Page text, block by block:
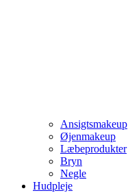
Ansigtsmakeup
Øjenmakeup
Læbeprodukter
Bryn
Negle
Hudpleje